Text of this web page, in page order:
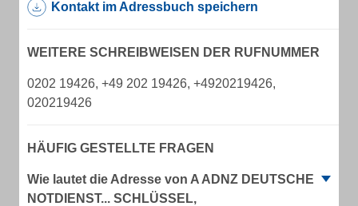
Kontakt im Adressbuch speichern
WEITERE SCHREIBWEISEN DER RUFNUMMER
0202 19426, +49 202 19426, +4920219426,
020219426
HÄUFIG GESTELLTE FRAGEN
Wie lautet die Adresse von A ADNZ DEUTSCHE
NOTDIENST... SCHLÜSSEL,